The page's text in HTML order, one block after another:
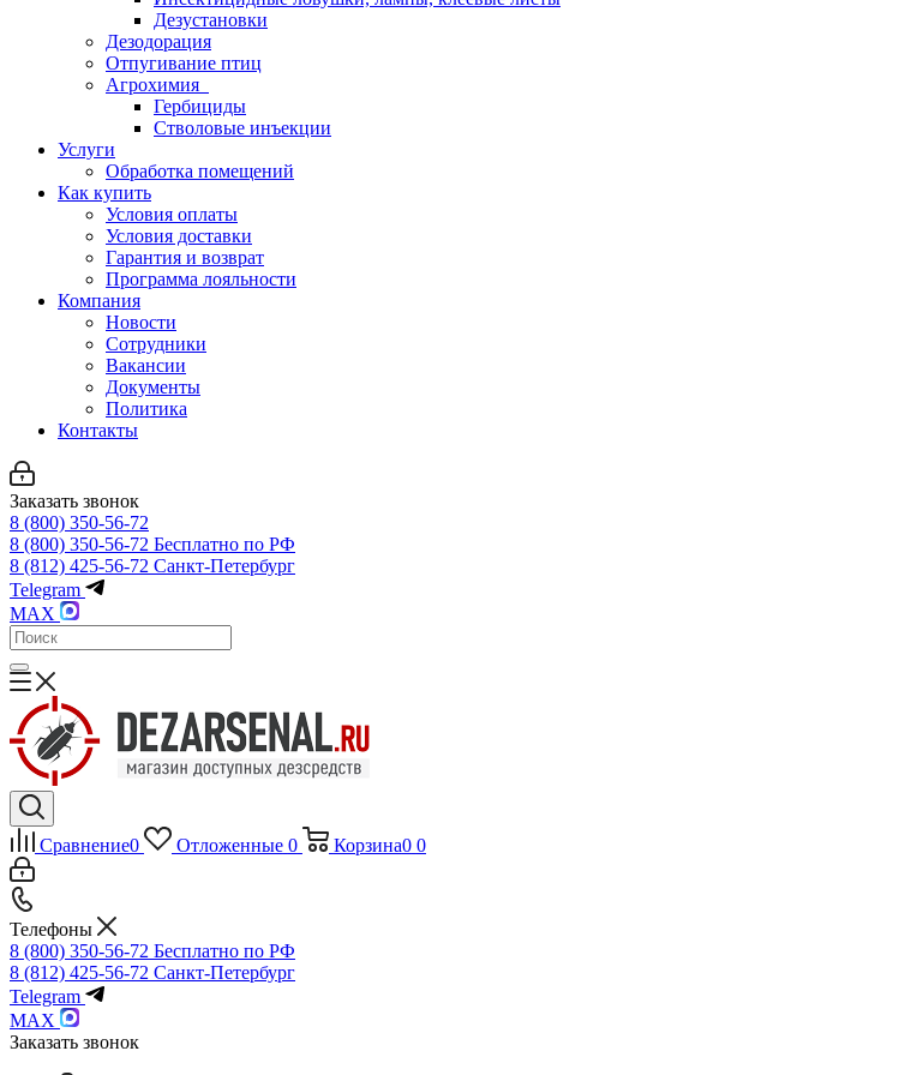
Дезустановки
Дезодорация
Отпугивание птиц
Агрохимия
Гербициды
Стволовые инъекции
Услуги
Обработка помещений
Как купить
Условия оплаты
Условия доставки
Гарантия и возврат
Программа лояльности
Компания
Новости
Сотрудники
Вакансии
Документы
Политика
Контакты
Заказать звонок
8 (800) 350-56-72
8 (800) 350-56-72 Бесплатно по РФ
8 (812) 425-56-72 Санкт-Петербург
Telegram
MAX
Сравнение0 Отложенные 0 Корзина0 0
Телефоны
8 (800) 350-56-72 Бесплатно по РФ
8 (812) 425-56-72 Санкт-Петербург
Telegram
MAX
Заказать звонок